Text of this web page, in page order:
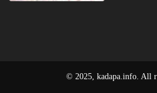
© 2025, kadapa.info. All